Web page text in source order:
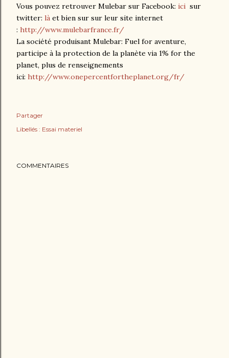
Vous pouvez retrouver Mulebar sur Facebook: ici sur
twitter: là et bien sur sur leur site internet
: http://www.mulebarfrance.fr/
La société produisant Mulebar: Fuel for aventure,
participe à la protection de la planète via 1% for the
planet, plus de renseignements
ici: http://www.onepercentfortheplanet.org/fr/
Partager
Libellés : Essai materiel
COMMENTAIRES